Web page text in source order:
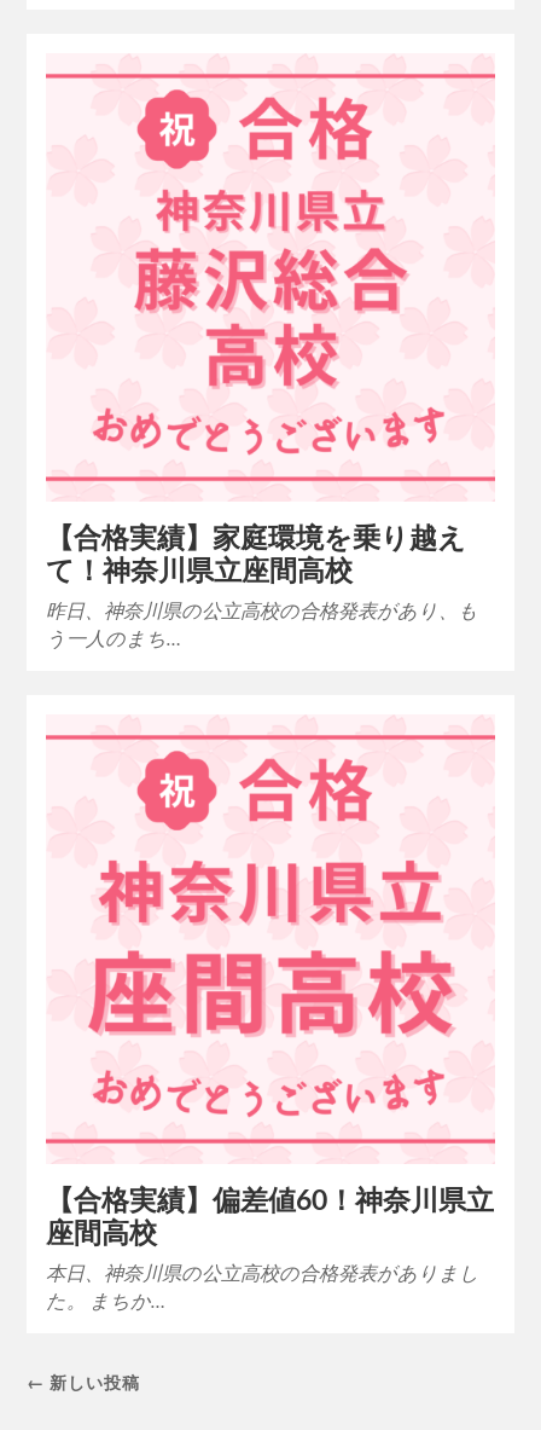
【合格実績】家庭環境を乗り越え
て！神奈川県立座間高校
昨日、神奈川県の公立高校の合格発表があり、も
う一人のまち…
【合格実績】偏差値60！神奈川県立
座間高校
本日、神奈川県の公立高校の合格発表がありまし
た。 まちか…
← 新しい投稿